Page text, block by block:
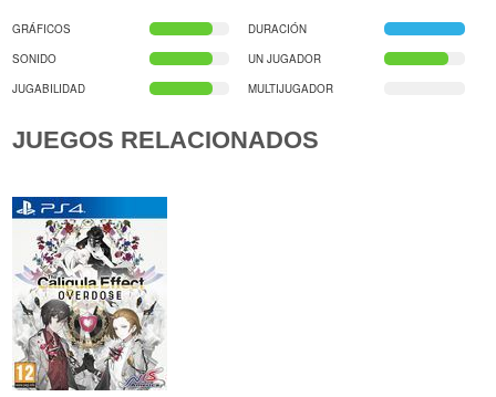
GRÁFICOS
DURACIÓN
SONIDO
UN JUGADOR
JUGABILIDAD
MULTIJUGADOR
JUEGOS RELACIONADOS